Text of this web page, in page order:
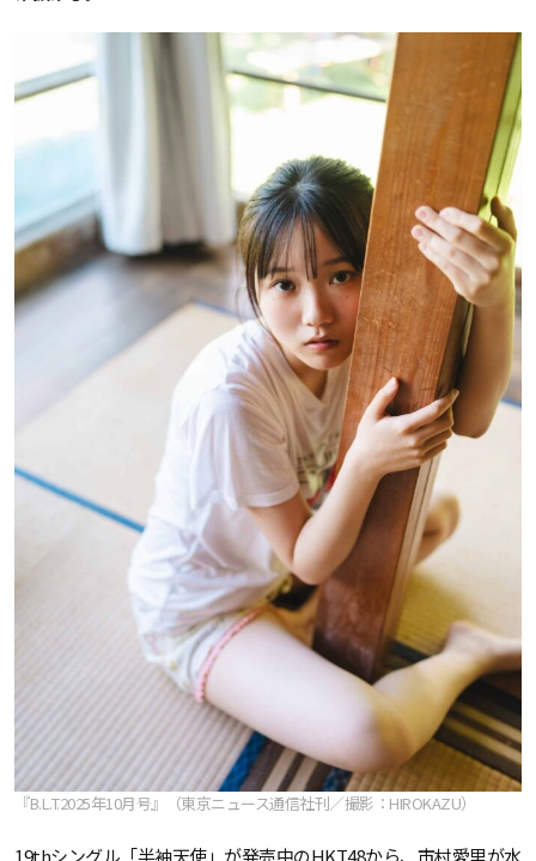
『B.L.T.2025年10月号』（東京ニュース通信社刊／撮影：HIROKAZU）